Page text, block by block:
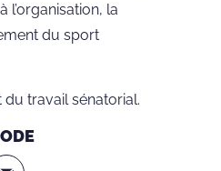
l’organisation, la
du sport
travail sénatorial.